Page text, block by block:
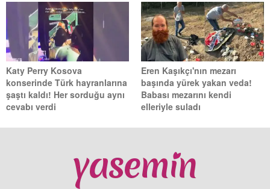
Katy Perry Kosova
konserinde Türk hayranlarına
şaştı kaldı! Her sorduğu aynı
cevabı verdi
Eren Kaşıkçı'nın mezarı
başında yürek yakan veda!
Babası mezarını kendi
elleriyle suladı